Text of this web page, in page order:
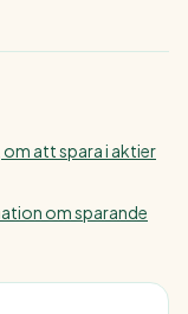
att spara i aktier
om sparande